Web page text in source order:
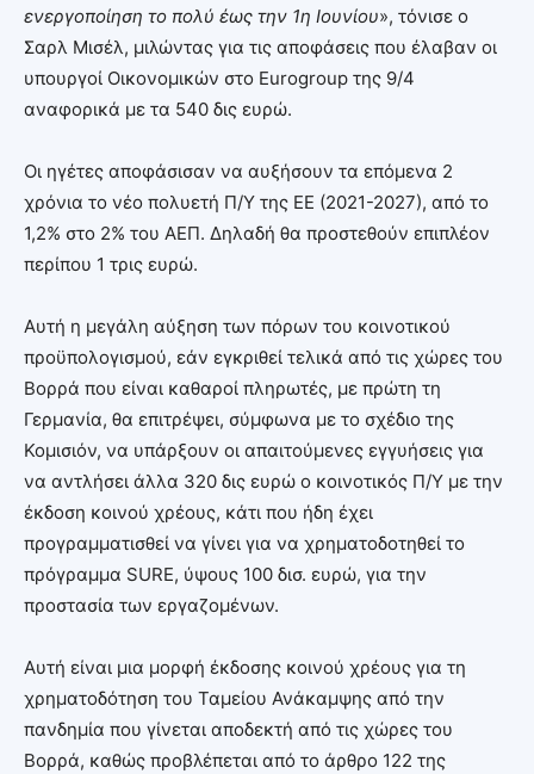
ενεργοποίηση το πολύ έως την 1η Ιουνίου», τόνισε ο
Σαρλ Μισέλ, μιλώντας για τις αποφάσεις που έλαβαν οι
υπουργοί Οικονομικών στο Eurogroup της 9/4
αναφορικά με τα 540 δις ευρώ.
Οι ηγέτες αποφάσισαν να αυξήσουν τα επόμενα 2
χρόνια το νέο πολυετή Π/Υ της ΕΕ (2021-2027), από το
1,2% στο 2% του ΑΕΠ. Δηλαδή θα προστεθούν επιπλέον
περίπου 1 τρις ευρώ.
Αυτή η μεγάλη αύξηση των πόρων του κοινοτικού
προϋπολογισμού, εάν εγκριθεί τελικά από τις χώρες του
Βορρά που είναι καθαροί πληρωτές, με πρώτη τη
Γερμανία, θα επιτρέψει, σύμφωνα με το σχέδιο της
Κομισιόν, να υπάρξουν οι απαιτούμενες εγγυήσεις για
να αντλήσει άλλα 320 δις ευρώ ο κοινοτικός Π/Υ με την
έκδοση κοινού χρέους, κάτι που ήδη έχει
προγραμματισθεί να γίνει για να χρηματοδοτηθεί το
πρόγραμμα SURE, ύψους 100 δισ. ευρώ, για την
προστασία των εργαζομένων.
Αυτή είναι μια μορφή έκδοσης κοινού χρέους για τη
χρηματοδότηση του Ταμείου Ανάκαμψης από την
πανδημία που γίνεται αποδεκτή από τις χώρες του
Βορρά, καθώς προβλέπεται από το άρθρο 122 της